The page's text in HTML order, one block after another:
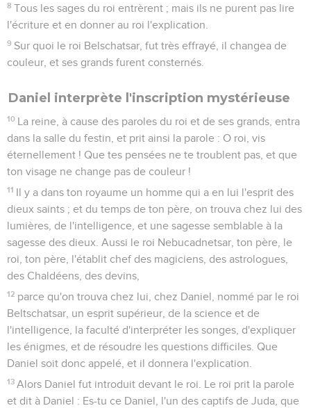
8 Tous les sages du roi entrèrent ; mais ils ne purent pas lire
l'écriture et en donner au roi l'explication.
9 Sur quoi le roi Belschatsar, fut très effrayé, il changea de
couleur, et ses grands furent consternés.
Daniel interprète l'inscription mystérieuse
10 La reine, à cause des paroles du roi et de ses grands, entra
dans la salle du festin, et prit ainsi la parole : O roi, vis
éternellement ! Que tes pensées ne te troublent pas, et que
ton visage ne change pas de couleur !
11 Il y a dans ton royaume un homme qui a en lui l'esprit des
dieux saints ; et du temps de ton père, on trouva chez lui des
lumières, de l'intelligence, et une sagesse semblable à la
sagesse des dieux. Aussi le roi Nebucadnetsar, ton père, le
roi, ton père, l'établit chef des magiciens, des astrologues,
des Chaldéens, des devins,
12 parce qu'on trouva chez lui, chez Daniel, nommé par le roi
Beltschatsar, un esprit supérieur, de la science et de
l'intelligence, la faculté d'interpréter les songes, d'expliquer
les énigmes, et de résoudre les questions difficiles. Que
Daniel soit donc appelé, et il donnera l'explication.
13 Alors Daniel fut introduit devant le roi. Le roi prit la parole
et dit à Daniel : Es-tu ce Daniel, l'un des captifs de Juda, que